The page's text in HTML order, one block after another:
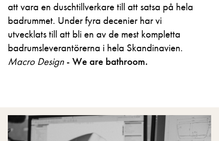
att vara en duschtillverkare till att satsa på hela
badrummet. Under fyra decenier har vi
utvecklats till att bli en av de mest kompletta
badrumsleverantörerna i hela Skandinavien.
Macro Design - We are bathroom.